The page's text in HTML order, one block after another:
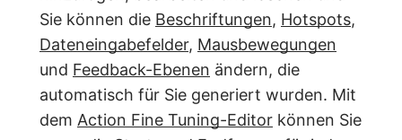
Sie können die Beschriftungen, Hotspots,
Dateneingabefelder, Mausbewegungen
und Feedback-Ebenen ändern, die
automatisch für Sie generiert wurden. Mit
dem Action Fine Tuning-Editor können Sie